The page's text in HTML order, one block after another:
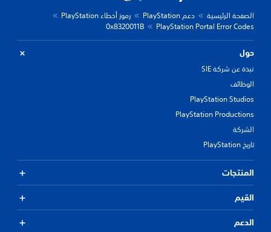
الصفحة الرئيسية دعم PlayStation
رموز أخطاء PlayStation
PlayStation Portal Error Codes
0x8320011B
حول
نبذة عن شركة SIE
الوظائف
PlayStation Studios
PlayStation Productions
الشركة
تاريخ PlayStation
المنتجات
القيم
الدعم